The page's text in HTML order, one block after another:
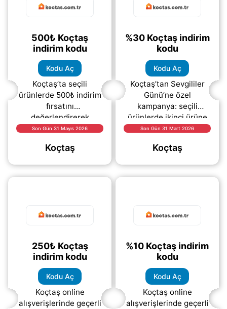
500₺ Koçtaş
indirim kodu
Kodu Aç
Koçtaş’ta seçili
ürünlerde 500₺ indirim
fırsatını
değerlendirerek
alışverişlerinizi daha
getirebilirsiniz. Bu
Son Gün 31 Mayıs 2026
Koçtaş
%30 Koçtaş indirim
kodu
Kodu Aç
Koçtaş’tan Sevgililer
Günü’ne özel
kampanya: seçili
ürünlerde ikinci ürüne
%30 indirim fırsatıyla
hem sevdiğinizle keyifli
Son Gün 31 Mart 2026
Koçtaş
250₺ Koçtaş
indirim kodu
Kodu Aç
Koçtaş online
alışverişlerinde geçerli
%10 Koçtaş indirim
kodu
Kodu Aç
Koçtaş online
alışverişlerinde geçerli